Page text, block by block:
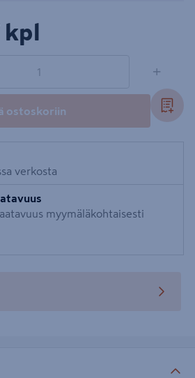
+
ostoskoriin
verkosta
myymäläkohtaisesti